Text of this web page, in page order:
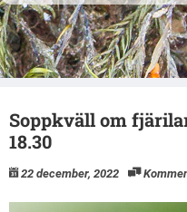
Soppkväll om
18.30
22 december, 2022